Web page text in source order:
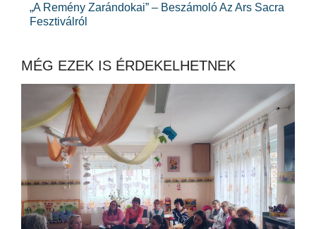
„A Remény Zarándokai” – Beszámoló Az Ars Sacra
Fesztiválról
MÉG EZEK IS ÉRDEKELHETNEK